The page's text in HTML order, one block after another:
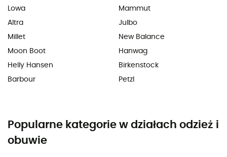
Lowa
Altra
Millet
Moon Boot
Helly Hansen
Barbour
Mammut
Julbo
New Balance
Hanwag
Birkenstock
Petzl
Popularne kategorie w działach odzież i
obuwie